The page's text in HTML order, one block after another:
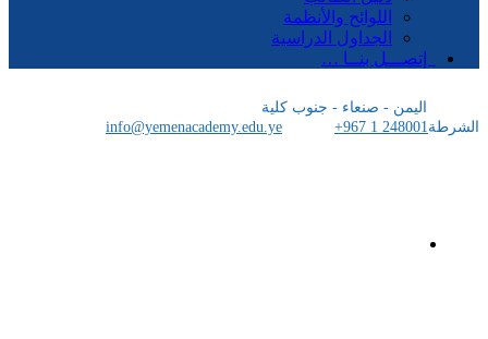
اللوائح والأنظمة
الجداول الدراسية
إتصـــل بنــا …
اليمن - صنعاء - جنوب كلية
الشرطة
info@yemenacademy.edu.ye +967 1 248001